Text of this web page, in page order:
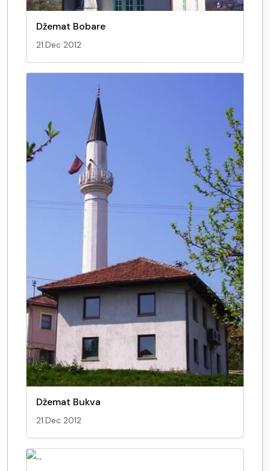
Džemat Bobare
21.Dec 2012
Džemat Bukva
21.Dec 2012